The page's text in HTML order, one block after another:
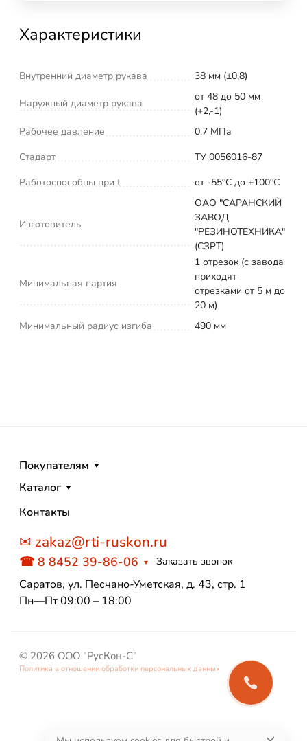
Характеристики
Внутренний диаметр рукава 38 мм (±0,8)
Наружный диаметр рукава
от 48 до 50 мм
(+2,-1)
Рабочее давление
0,7 МПа
Стадарт
ТУ 0056016-87
Работоспособны при t
от -55°С до +100°С
Изготовитель
ОАО "САРАНСКИЙ
ЗАВОД
"РЕЗИНОТЕХНИКА"
(СЗРТ)
Минимальная партия
1 отрезок (с завода
приходят
отрезками от 5 м до
20 м)
Минимальный радиус изгиба
490 мм
Покупателям
Каталог
Контакты
✉ zakaz@rti-ruskon.ru
☎ 8 8452 39-86-06 Заказать звонок
Саратов, ул. Песчано-Уметская, д. 43, стр. 1
Пн—Пт 09:00 – 18:00
© 2026 ООО "РусКон-С"
Политика в отношении обработки персональных данных